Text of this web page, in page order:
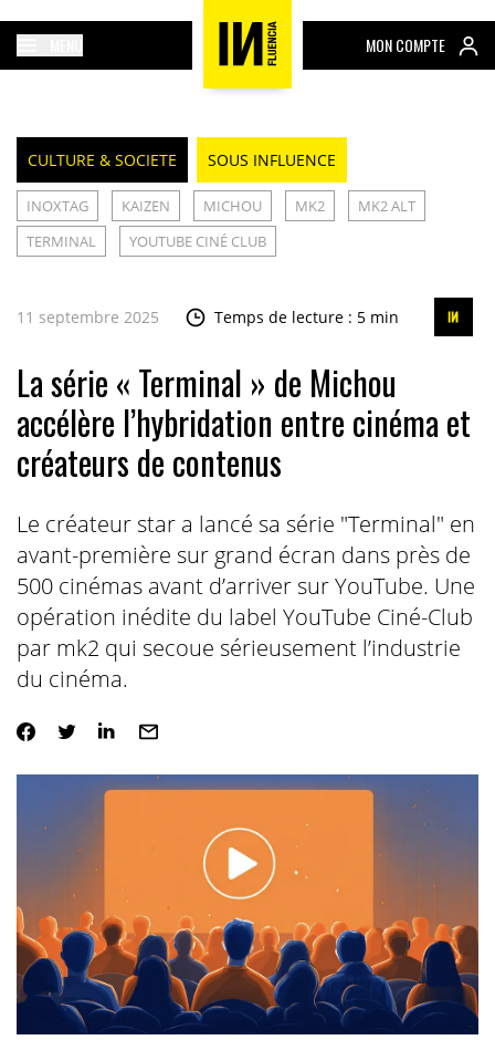
MON COMPTE
CULTURE & SOCIETE SOUS INFLUENCE
INOXTAG KAIZEN MICHOU MK2
MK2 ALT
TERMINAL
YOUTUBE CINÉ CLUB
11 septembre 2025 Temps de lecture : 5 min
La série « Terminal » de Michou
accélère l’hybridation entre cinéma et
créateurs de contenus
Le créateur star a lancé sa série "Terminal" en
avant-première sur grand écran dans près de
500 cinémas avant d’arriver sur YouTube. Une
opération inédite du label YouTube Ciné-Club
par mk2 qui secoue sérieusement l’industrie
du cinéma.